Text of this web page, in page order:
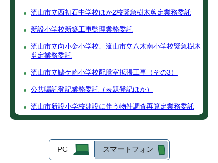
流山市立西初石中学校ほか2校緊急樹木剪定業務委託
新設小学校新築工事監理業務委託
流山市立向小金小学校、流山市立八木南小学校緊急樹木
剪定業務委託
流山市立鰭ケ崎小学校配膳室拡張工事（その3）
公共嘱託登記業務委託（表題登記ほか）
流山市新設小学校建設に伴う物件調査再算定業務委託
PC スマートフォン